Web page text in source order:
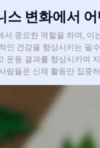
스 변화에서
서 중요한 역할을 하며,
인 건강을 향상시키는 필
운동 결과를 향상시키며
람들은 신체 활동만 집중